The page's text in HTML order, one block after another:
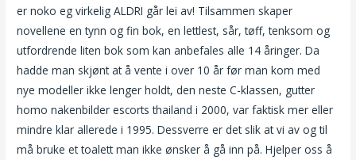
er noko eg virkelig ALDRI går lei av! Tilsammen skaper
novellene en tynn og fin bok, en lettlest, sår, tøff, tenksom og
utfordrende liten bok som kan anbefales alle 14 åringer. Da
hadde man skjønt at å vente i over 10 år før man kom med
nye modeller ikke lenger holdt, den neste C-klassen, gutter
homo nakenbilder escorts thailand i 2000, var faktisk mer eller
mindre klar allerede i 1995. Dessverre er det slik at vi av og til
må bruke et toalett man ikke ønsker å gå inn på. Hjelper oss å